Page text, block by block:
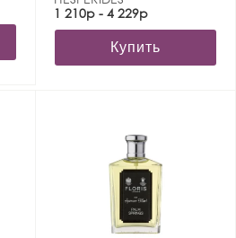
1 210р - 4 229р
Купить